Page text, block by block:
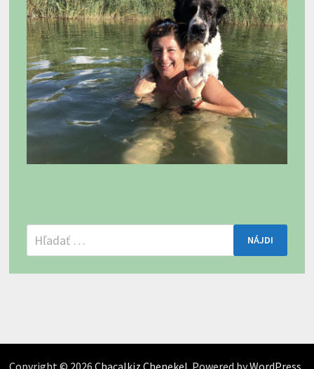
Hľadať:
Copyright © 2026 Chacalkiz Chenekel . Powered byWordPress